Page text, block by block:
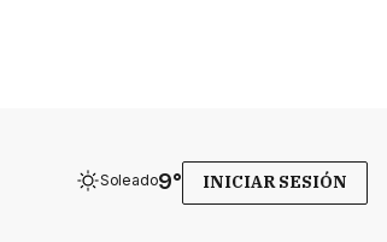
Soleado9° INICIAR SESIÓN